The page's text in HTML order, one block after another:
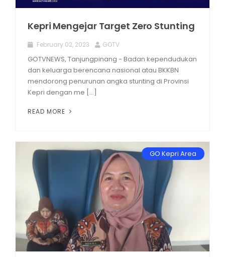
Kepri Mengejar Target Zero Stunting
February 02, 2023 GOTV
GOTVNEWS, Tanjungpinang - Badan kependudukan
dan keluarga berencana nasional atau BKKBN
mendorong penurunan angka stunting di Provinsi
Kepri dengan me [...]
READ MORE
GO Kepri Area